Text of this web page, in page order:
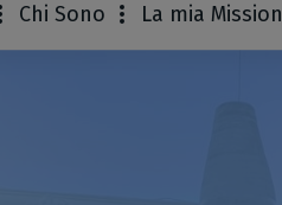
Chi Sono La mia Mission